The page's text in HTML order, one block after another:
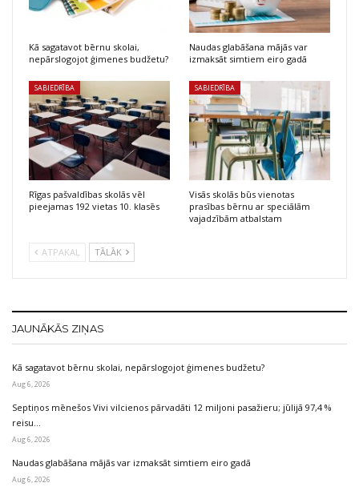
Kā sagatavot bērnu skolai,
nepārslogojot ģimenes budžetu?
Naudas glabāšana mājās var
izmaksāt simtiem eiro gadā
SABIEDRĪBA
Rīgas pašvaldības skolās vēl
pieejamas 192 vietas 10. klasēs
SABIEDRĪBA
Visās skolās būs vienotas
prasības bērnu ar speciālām
vajadzībām atbalstam
ATPAKAĻ TĀLĀK
JAUNĀKĀS ZIŅAS
Kā sagatavot bērnu skolai, nepārslogojot ģimenes budžetu?
Aug 6, 2026
Septiņos mēnešos Vivi vilcienos pārvadāti 12 miljoni pasažieru; jūlijā 97,4 %
reisu…
Aug 6, 2026
Naudas glabāšana mājās var izmaksāt simtiem eiro gadā
Aug 6, 2026